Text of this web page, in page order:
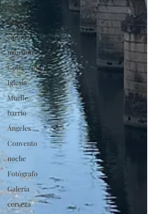
comer
beber
comida
mansión
Coleccciones
Iglesia
Muelle
barrio
Ángeles
Convento
noche
Fotógrafo
Galería
cerveza